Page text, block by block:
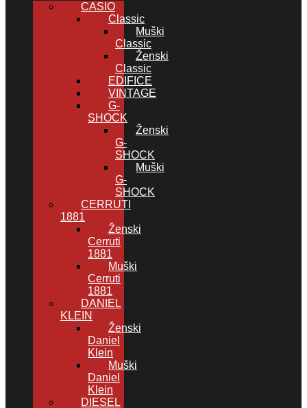
CASIO
Classic
Muški
Classic
Ženski
Classic
EDIFICE
VINTAGE
G-
SHOCK
Ženski
G-
SHOCK
Muški
G-
SHOCK
CERRUTI
1881
Ženski
Cerruti
1881
Muški
Cerruti
1881
DANIEL
KLEIN
Ženski
Daniel
Klein
Muški
Daniel
Klein
DIESEL